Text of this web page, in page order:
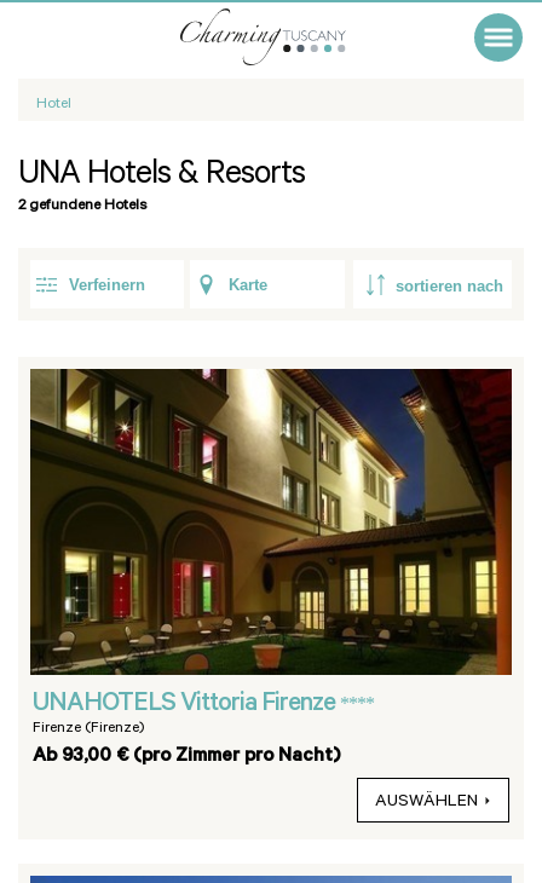
Hotel
UNA Hotels & Resorts
2 gefundene Hotels
Verfeinern Karte
UNAHOTELS Vittoria Firenze ****
Firenze (Firenze)
Ab 93,00 € (pro Zimmer pro Nacht)
AUSWÄHLEN